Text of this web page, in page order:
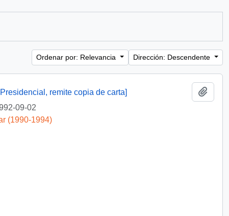
Ordenar por: Relevancia Dirección: Descendente
remite copia de carta]
09-02
(1990-1994)